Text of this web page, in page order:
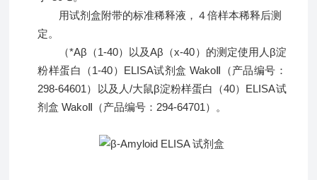
用试剂盒附带的标准稀释液，４倍样本稀释后测
定。
（*Aβ（1-40）以及Aβ（x-40）的测定使用人β淀
粉样蛋白（1-40）ELISA试剂盒 WakoⅡ（产品编号：
298-64601）以及人/大鼠β淀粉样蛋白（40）ELISA试
剂盒 WakoⅡ（产品编号：294-64701）。